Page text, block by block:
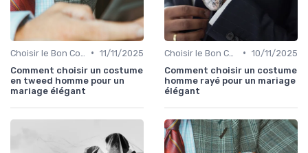
• 11/11/2025
Comment choisir un costume
en tweed homme pour un
mariage élégant
• 10/11/2025
Comment choisir un costume
homme rayé pour un mariage
élégant